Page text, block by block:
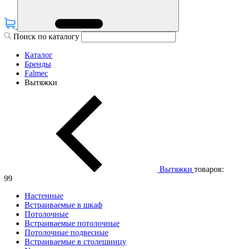
Поиск по каталогу
Каталог
Бренды
Falmec
Вытяжки
Вытяжки товаров:
99
Настенные
Встраиваемые в шкаф
Потолочные
Встраиваемые потолочные
Потолочные подвесные
Встраиваемые в столешницу